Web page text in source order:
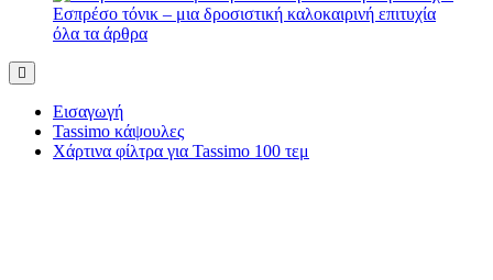
Εσπρέσο τόνικ – μια δροσιστική καλοκαιρινή επιτυχία
όλα τα άρθρα
Εισαγωγή
Tassimo κάψουλες
Χάρτινα φίλτρα για Tassimo 100 τεμ